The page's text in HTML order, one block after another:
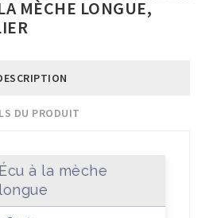
MÈCHE LONGUE,
DU PRODUIT
Écu à la mèche
longue